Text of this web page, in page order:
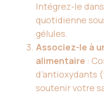
Intégrez-le
quotidienne
gélules.
Associez-le à
alimentaire :
d’antioxydants
soutenir votre